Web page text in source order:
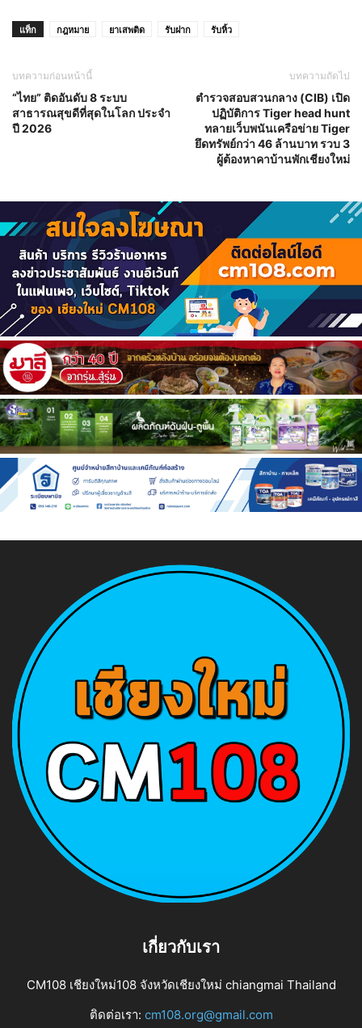
แท็ก กฎหมาย ยาเสพติด รับฝาก รับหิ้ว
บทความก่อนหน้านี้
“ไทย” ติดอันดับ 8 ระบบ
สาธารณสุขดีที่สุดในโลก ประจำ
ปี 2026
บทความถัดไป
ตำรวจสอบสวนกลาง (CIB) เปิด
ปฏิบัติการ Tiger head hunt
ทลายเว็บพนันเครือข่าย Tiger
ยึดทรัพย์กว่า 46 ล้านบาท รวบ 3
ผู้ต้องหาคาบ้านพักเชียงใหม่
เกี่ยวกับเรา
CM108 เชียงใหม่108 จังหวัดเชียงใหม่ chiangmai Thailand
ติดต่อเรา: cm108.org@gmail.com